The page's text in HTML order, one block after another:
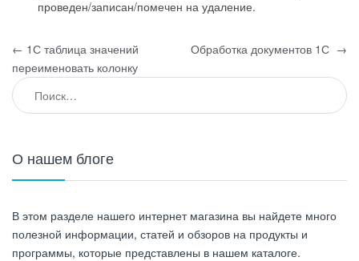
проведен/записан/помечен на удаление.
Навигация по записям
← 1С таблица значений
переименовать колонку
Обработка документов 1С →
Найти:
О нашем блоге
В этом разделе нашего интернет магазина вы найдете много
полезной информации, статей и обзоров на продукты и
программы, которые представлены в нашем каталоге.